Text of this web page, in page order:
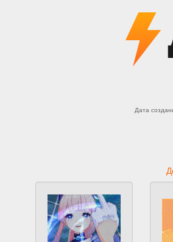
Дата